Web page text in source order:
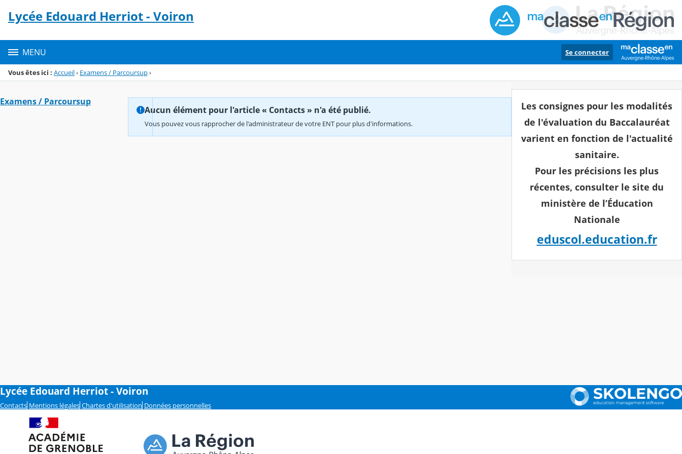
Menu de la rubrique
Contenu
Lycée Edouard Herriot - Voiron
MENU Se connecter
Vous êtes ici : Accueil› Examens / Parcoursup›
Examens / Parcoursup
Aucun élément pour l'article « Contacts » n'a été publié.
Vous pouvez vous rapprocher de l'administrateur de votre ENT pour plus d'informations.
Les consignes pour les modalités
de l'évaluation du Baccalauréat
varient en fonction de l'actualité
sanitaire.
Pour les précisions les plus
récentes, consulter le site du
ministère de l’Éducation
Nationale
eduscol.education.fr
Lycée Edouard Herriot - Voiron
Contacts Mentions légales Chartes d'utilisation Données personnelles